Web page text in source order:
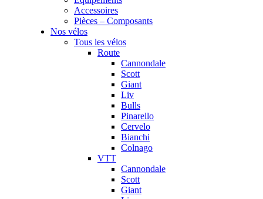
Accessoires
Pièces – Composants
Nos vélos
Tous les vélos
Route
Cannondale
Scott
Giant
Liv
Bulls
Pinarello
Cervelo
Bianchi
Colnago
VTT
Cannondale
Scott
Giant